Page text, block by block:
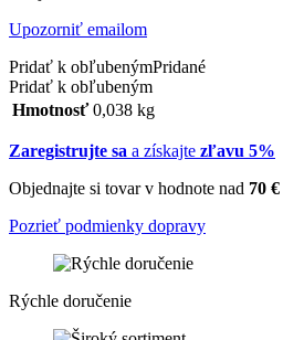
Upozorniť emailom
Pridať k obľubenýmPridané
Pridať k obľubeným
Hmotnosť 0,038 kg
Zaregistrujte sa a získajte zľavu 5%
Objednajte si tovar v hodnote nad 70 €
Pozrieť podmienky dopravy
Rýchle doručenie